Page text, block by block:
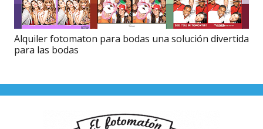
Alquiler fotomaton para bodas una solución divertida
para las bodas